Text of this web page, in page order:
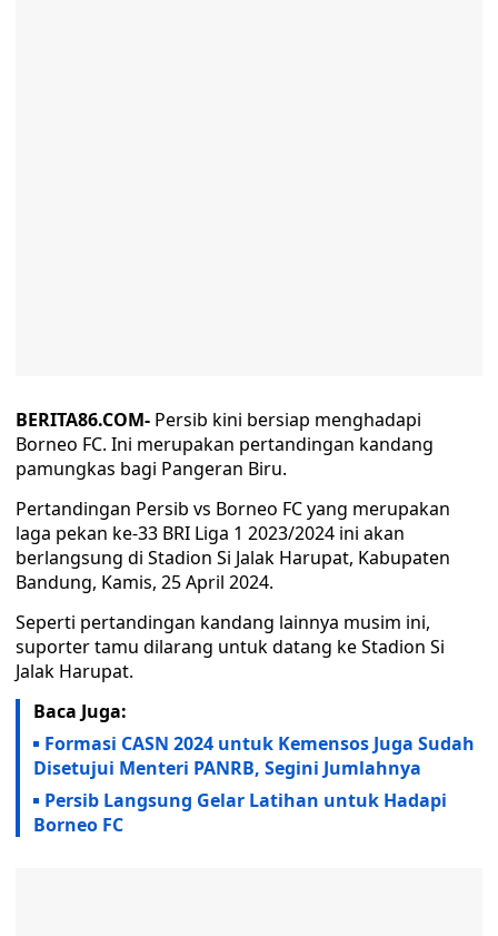
BERITA86.COM- Persib kini bersiap menghadapi
Borneo FC. Ini merupakan pertandingan kandang
pamungkas bagi Pangeran Biru.
Pertandingan Persib vs Borneo FC yang merupakan
laga pekan ke-33 BRI Liga 1 2023/2024 ini akan
berlangsung di Stadion Si Jalak Harupat, Kabupaten
Bandung, Kamis, 25 April 2024.
Seperti pertandingan kandang lainnya musim ini,
suporter tamu dilarang untuk datang ke Stadion Si
Jalak Harupat.
Baca Juga:
Formasi CASN 2024 untuk Kemensos Juga Sudah
Disetujui Menteri PANRB, Segini Jumlahnya
Persib Langsung Gelar Latihan untuk Hadapi
Borneo FC